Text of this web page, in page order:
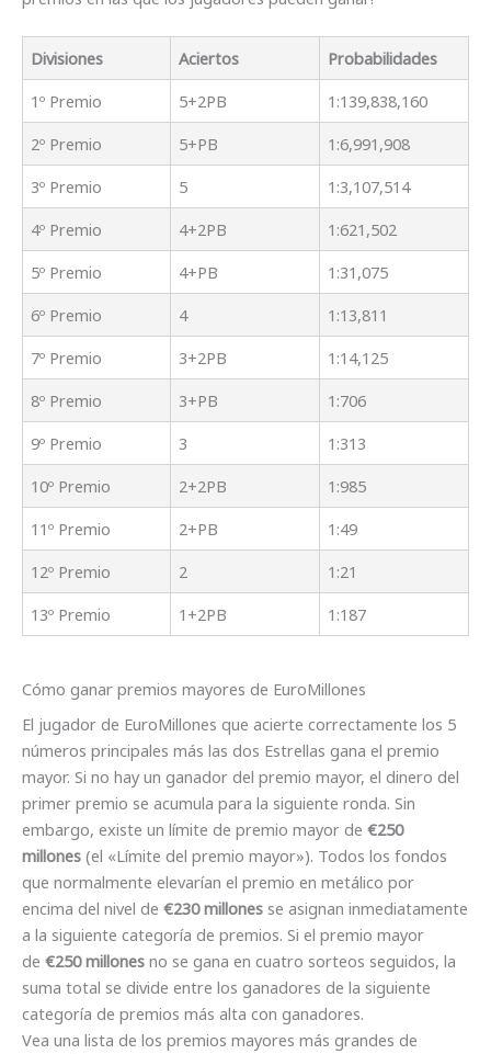
Divisiones Aciertos
Probabilidades
1º Premio
5+2PB
1:139,838,160
2º Premio
5+PB
1:6,991,908
3º Premio
5
1:3,107,514
4º Premio
4+2PB
1:621,502
5º Premio
4+PB
1:31,075
6º Premio
4
1:13,811
7º Premio
3+2PB
1:14,125
8º Premio
3+PB
1:706
9º Premio
3
1:313
10º Premio
2+2PB
1:985
11º Premio
2+PB
1:49
12º Premio
2
1:21
13º Premio
1+2PB 1:187
Cómo ganar premios mayores de EuroMillones
El jugador de EuroMillones que acierte correctamente los 5
números principales más las dos Estrellas gana el premio
mayor. Si no hay un ganador del premio mayor, el dinero del
primer premio se acumula para la siguiente ronda. Sin
embargo, existe un límite de premio mayor de €250
millones (el «Límite del premio mayor»). Todos los fondos
que normalmente elevarían el premio en metálico por
encima del nivel de €230 millones se asignan inmediatamente
a la siguiente categoría de premios. Si el premio mayor
de €250 millones no se gana en cuatro sorteos seguidos, la
suma total se divide entre los ganadores de la siguiente
categoría de premios más alta con ganadores.
Vea una lista de los premios mayores más grandes de